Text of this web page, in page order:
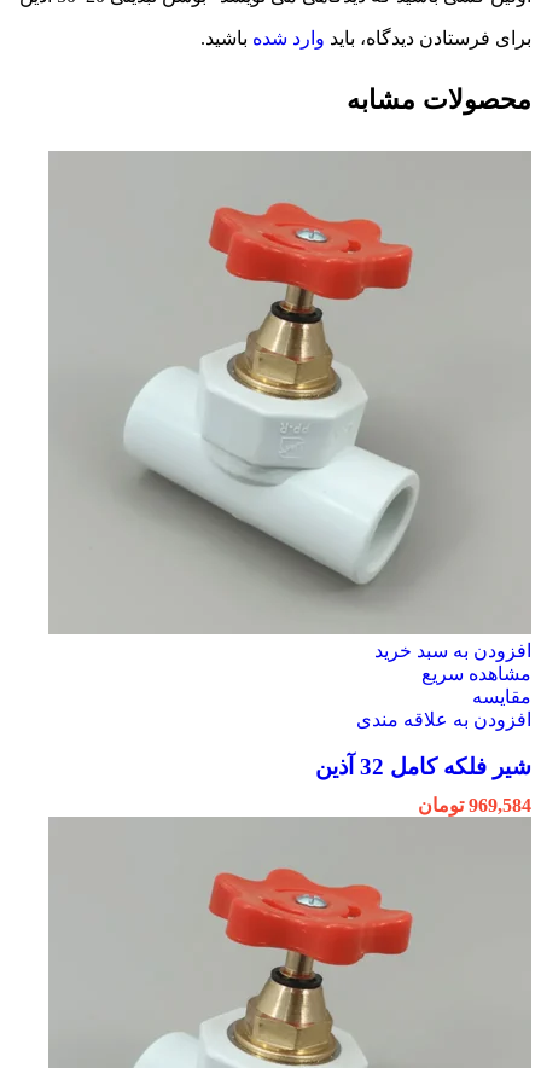
برای فرستادن دیدگاه، باید وارد شده باشید.
محصولات مشابه
افزودن به سبد خرید
مشاهده سریع
مقایسه
افزودن به علاقه مندی
شیر فلکه کامل 32 آذین
969,584 تومان